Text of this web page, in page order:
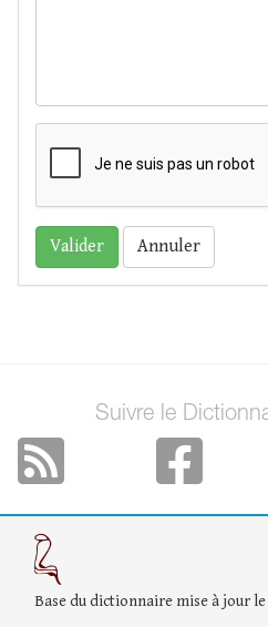
Annuler
Suivre le
Base du dictionnaire mise à jour le